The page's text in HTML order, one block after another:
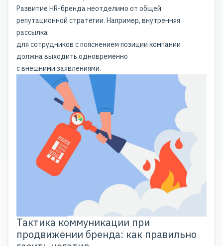
Развитие HR-бренданеотделимо от общей
репутационной стратегии. Например, внутренняя
рассылка
для сотрудников с пояснением позиции компании
должна выходить одновременно
с внешними заявлениями.
Тактика коммуникации при
продвижении бренда: как правильно